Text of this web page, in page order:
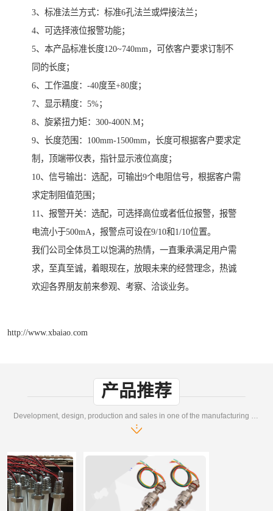
3、标准法兰方式：标准6孔法兰或焊接法兰；
4、可选择液位报警功能；
5、本产品标准长度120~740mm，可依客户要求订制不
同的长度；
6、工作温度：-40度至+80度；
7、显示精度：5%；
8、旋紧扭力矩：300-400N.M；
9、长度范围：100mm-1500mm，长度可根据客户要求定
制，顶端带仪表，指针显示液位高度；
10、信号输出：选配，可输出9个电阻信号，根据客户需
求定制阻值范围；
11、报警开关：选配，可选择高位或者低位报警，报警
电流小于500mA，报警点可设在9/10和1/10位置。
我们公司全体员工以饱满的热情，一直秉承满足用户需
求，至真至诚，着眼现在，放眼未来的经营理念，热诚
欢迎各界朋友前来参观、考察、洽谈业务。
http://www.xbaiao.com
产品推荐